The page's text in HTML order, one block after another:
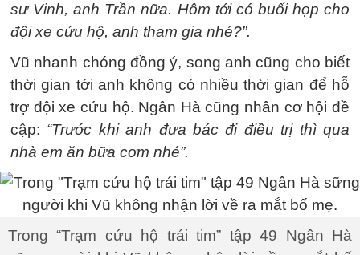
sư Vinh, anh Trần nữa. Hôm tới có buổi họp cho
đội xe cứu hộ, anh tham gia nhé?”.
Vũ nhanh chóng đồng ý, song anh cũng cho biết
thời gian tới anh không có nhiều thời gian để hỗ
trợ đội xe cứu hộ. Ngân Hà cũng nhân cơ hội đề
cập: “Trước khi anh đưa bác đi điều trị thì qua
nhà em ăn bữa cơm nhé”.
Trong “Trạm cứu hộ trái tim” tập 49 Ngân Hà